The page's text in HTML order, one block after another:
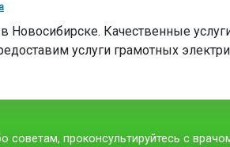
Новосибирске. Качественные
услуги грамотных
проконсультируйтесь с